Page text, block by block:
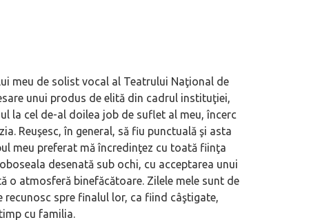
meu de solist vocal al Teatrului Naţional de
unui produs de elită din cadrul instituţiei,
la cel de-al doilea job de suflet al meu, încerc
Reuşesc, în general, să fiu punctuală şi asta
meu preferat mă încredinţez cu toată fiinţa
desenată sub ochi, cu acceptarea unui
o atmosferă binefăcătoare. Zilele mele sunt de
recunosc spre finalul lor, ca fiind câştigate,
cu familia.